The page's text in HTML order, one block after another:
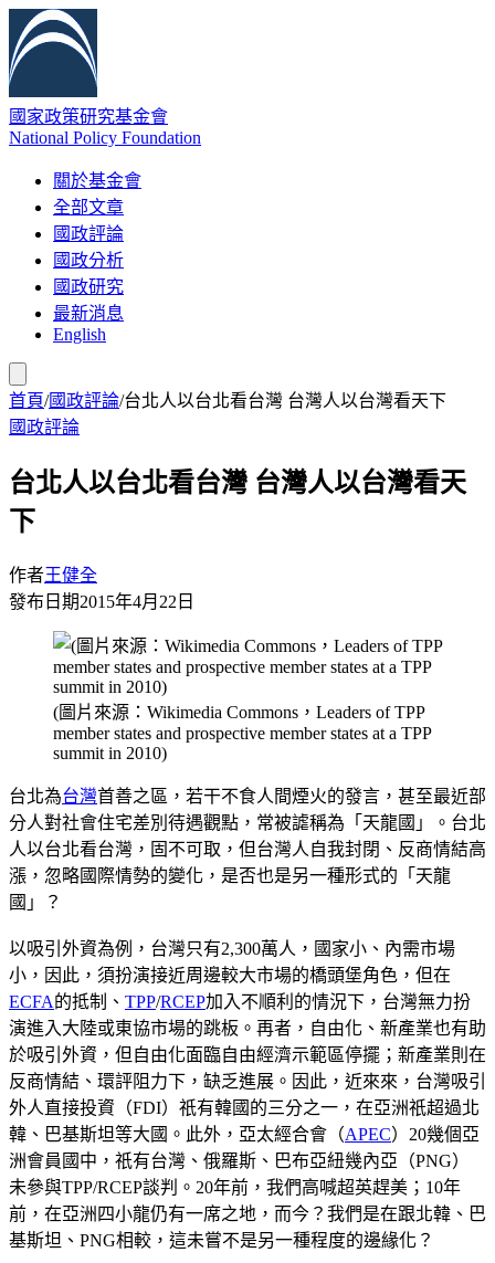
國家政策研究基金會
National Policy Foundation
關於基金會
全部文章
國政評論
國政分析
國政研究
最新消息
English
首頁/國政評論/台北人以台北看台灣 台灣人以台灣看天下
國政評論
台北人以台北看台灣 台灣人以台灣看天
下
作者王健全
發布日期2015年4月22日
(圖片來源：Wikimedia Commons，Leaders of TPP
member states and prospective member states at a TPP
summit in 2010)
台北為台灣首善之區，若干不食人間煙火的發言，甚至最近部
分人對社會住宅差別待遇觀點，常被謔稱為「天龍國」。台北
人以台北看台灣，固不可取，但台灣人自我封閉、反商情結高
漲，忽略國際情勢的變化，是否也是另一種形式的「天龍
國」？
以吸引外資為例，台灣只有2,300萬人，國家小、內需市場
小，因此，須扮演接近周邊較大市場的橋頭堡角色，但在
ECFA的抵制、 TPP/RCEP加入不順利的情況下，台灣無力扮
演進入大陸或東協市場的跳板。再者，自由化、新產業也有助
於吸引外資，但自由化面臨自由經濟示範區停擺；新產業則在
反商情結、環評阻力下，缺乏進展。因此，近來來，台灣吸引
外人直接投資（FDI）祇有韓國的三分之一，在亞洲祇超過北
韓、巴基斯坦等大國。此外，亞太經合會（APEC）20幾個亞
洲會員國中，祇有台灣、俄羅斯、巴布亞紐幾內亞（PNG）
未參與TPP/RCEP談判。20年前，我們高喊超英趕美；10年
前，在亞洲四小龍仍有一席之地，而今？我們是在跟北韓、巴
基斯坦、PNG相較，這未嘗不是另一種程度的邊緣化？